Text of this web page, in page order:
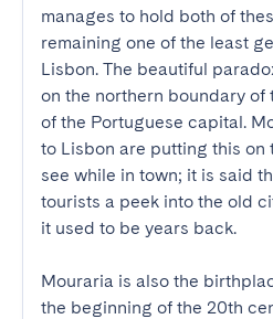
manages to hold both of
remaining one of the least
Lisbon. The beautiful
on the northern boundary of
of the Portuguese capital.
to Lisbon are putting this on
see while in town; it is said
tourists a peek into the old
it used to be years back.
Mouraria is also the
the beginning of the 20th